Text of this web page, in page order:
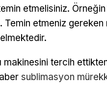
etmelisiniz.
Temin etmeniz
makinesini tercih
sublimasyon